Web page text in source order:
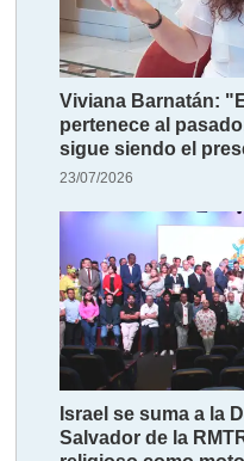
Viviana Barnatán:
pertenece al
sigue siendo el
23/07/2026
Israel se suma a la
Salvador de la